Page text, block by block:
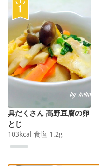
具だくさん 高野豆腐の卵
とじ
103kcal 食塩 1.2g